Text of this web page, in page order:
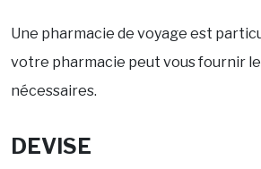
Une pharmacie de voyage est
votre pharmacie peut vous fournir
nécessaires.
DEVISE